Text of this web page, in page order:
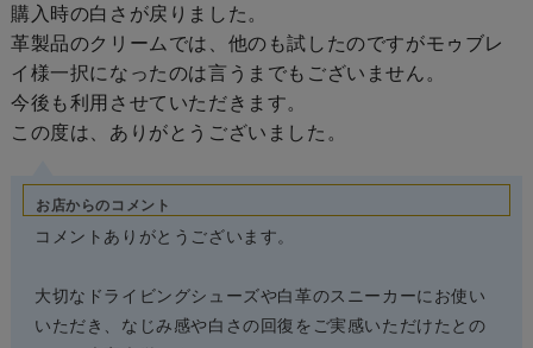
購入時の白さが戻りました。
革製品のクリームでは、他のも試したのですがモゥブレ
イ様一択になったのは言うまでもございません。
今後も利用させていただきます。
この度は、ありがとうございました。
お店からのコメント
コメントありがとうございます。
大切なドライビングシューズや白革のスニーカーにお使い
いただき、なじみ感や白さの回復をご実感いただけたとの